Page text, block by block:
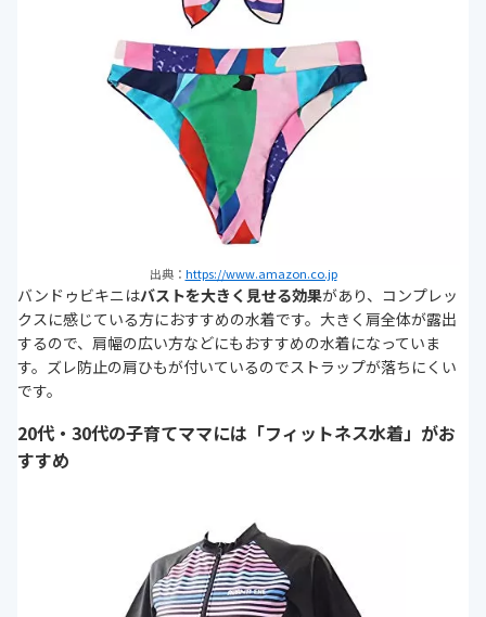
出典： https://www.amazon.co.jp
バンドゥビキニはバストを大きく見せる効果があり、コンプレッ
クスに感じている方におすすめの水着です。大きく肩全体が露出
するので、肩幅の広い方などにもおすすめの水着になっていま
す。ズレ防止の肩ひもが付いているのでストラップが落ちにくい
です。
20代・30代の子育てママには「フィットネス水着」がお
すすめ